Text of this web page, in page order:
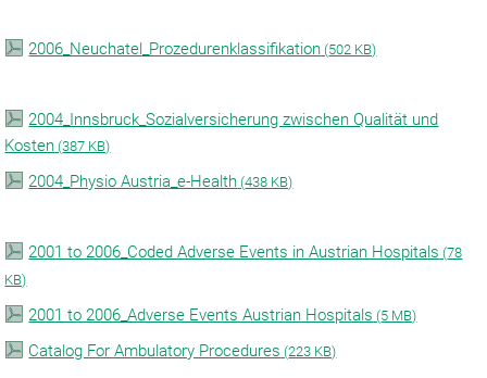
2006_Neuchatel_Prozedurenklassifikation (502 KB)
2004_Innsbruck_Sozialversicherung zwischen Qualität und
Kosten (387 KB)
2004_Physio Austria_e-Health (438 KB)
2001 to 2006_Coded Adverse Events in Austrian Hospitals (78
KB)
2001 to 2006_Adverse Events Austrian Hospitals (5 MB)
Catalog For Ambulatory Procedures (223 KB)